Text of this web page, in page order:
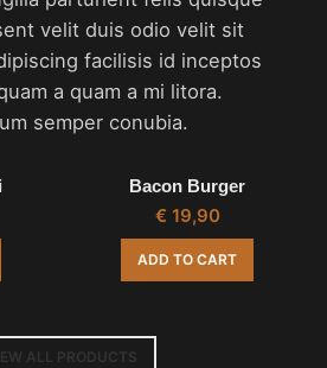
velit duis odio velit sit
facilisis id inceptos
a quam a mi litora.
semper conubia.
Bacon Burger
€ 19,90
ADD TO CART
ALL PRODUCTS